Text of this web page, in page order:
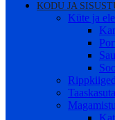
KODU JA
Küte ja